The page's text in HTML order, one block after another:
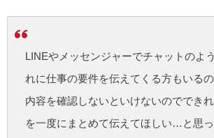
LINEやメッセンジャーでチャットのよ
れに仕事の要件を伝えてくる方もいる
内容を確認しないといけないのででき
を一度にまとめて伝えてほしい…と思